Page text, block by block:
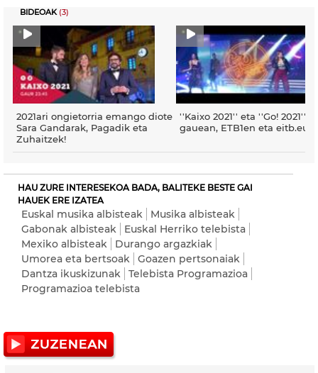
BIDEOAK (3)
2021ari ongietorria emango diote
Sara Gandarak, Pagadik eta
Zuhaitzek!
''Kaixo 2021'' eta ''Go! 2021'',
gauean, ETB1en eta
HAU ZURE INTERESEKOA BADA, BALITEKE BESTE GAI
HAUEK ERE IZATEA
Euskal musika albisteak
Musika albisteak
Gabonak albisteak
Euskal Herriko telebista
Mexiko albisteak
Durango argazkiak
Umorea eta bertsoak
Goazen pertsonaiak
Dantza ikuskizunak
Telebista Programazioa
Programazioa telebista